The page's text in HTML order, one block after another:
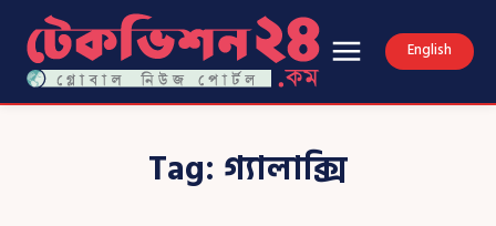
English
Tag: গ্যালাক্সি